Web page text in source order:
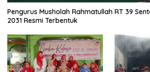
Pengurus Musholah Rahmatullah RT 39
2031 Resmi Terbentuk